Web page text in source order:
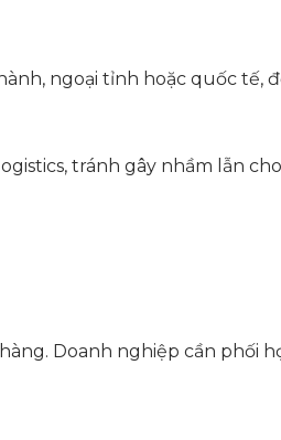
ngoại tỉnh hoặc quốc tế,
tránh gây nhầm lẫn
Doanh nghiệp cần phối